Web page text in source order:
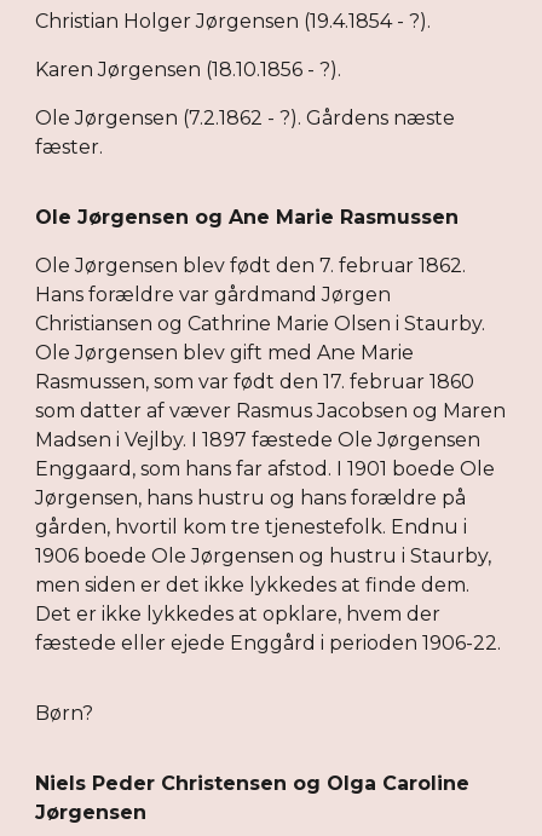
Christian Holger Jørgensen (19.4.1854 - ?).
Karen Jørgensen (18.10.1856 - ?).
Ole Jørgensen (7.2.1862 - ?). Gårdens næste
fæster.
Ole Jørgensen og Ane Marie Rasmussen
Ole Jørgensen blev født den 7. februar 1862.
Hans forældre var gårdmand Jørgen
Christiansen og Cathrine Marie Olsen i Staurby.
Ole Jørgensen blev gift med Ane Marie
Rasmussen, som var født den 17. februar 1860
som datter af væver Rasmus Jacobsen og Maren
Madsen i Vejlby. I 1897 fæstede Ole Jørgensen
Enggaard, som hans far afstod. I 1901 boede Ole
Jørgensen, hans hustru og hans forældre på
gården, hvortil kom tre tjenestefolk. Endnu i
1906 boede Ole Jørgensen og hustru i Staurby,
men siden er det ikke lykkedes at finde dem.
Det er ikke lykkedes at opklare, hvem der
fæstede eller ejede Enggård i perioden 1906-22.
Børn?
Niels Peder Christensen og Olga Caroline
Jørgensen